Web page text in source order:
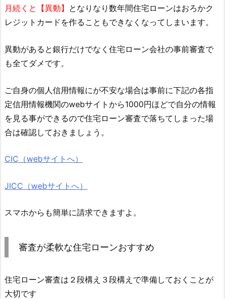
月続くと【異動】 となりなり数年間住宅ローンはおろかク
レジットカードを作ることもできなくなってしまいます。
異動があると銀行だけでなく住宅ローン会社の事前審査で
も全てダメです。
ご自身の個人信用情報にが不安な場合は事前に下記の各指
定信用情報機関のwebサイトから1000円ほどで自分の情報
を見る事ができるので住宅ローン審査で落ちてしまった場
合は確認しておきましょう。
CIC（webサイトへ）
JICC（webサイトへ）
スマホからも簡単に請求できますよ。
審査が柔軟な住宅ローンおすすめ
住宅ローン審査は２段構え３段構えで準備しておくことが
大切です